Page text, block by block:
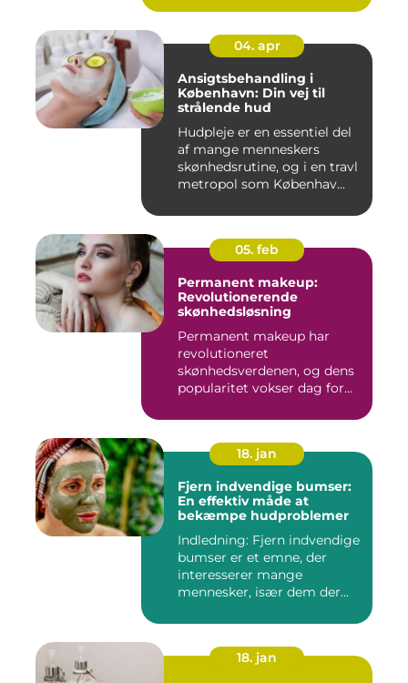
04. apr
Ansigtsbehandling i
København: Din vej til
strålende hud
Hudpleje er en essentiel del
af mange menneskers
skønhedsrutine, og i en travl
metropol som Københav...
05. feb
Permanent makeup:
Revolutionerende
skønhedsløsning
Permanent makeup har
revolutioneret
skønhedsverdenen, og dens
popularitet vokser dag for
18. jan
Fjern indvendige bumser:
En effektiv måde at
bekæmpe hudproblemer
Indledning: Fjern indvendige
bumser er et emne, der
interesserer mange
mennesker, især dem der
18. jan